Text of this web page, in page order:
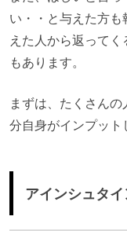
い・・と与えた方
えた人から返って
もあります。
まずは、たくさん
分自身がインプット
アインシュタ